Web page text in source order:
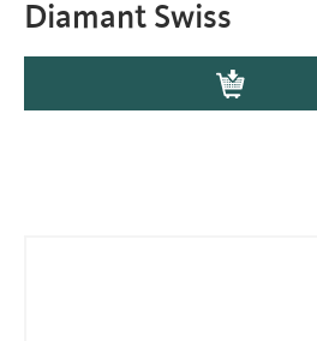
Diamant Swiss